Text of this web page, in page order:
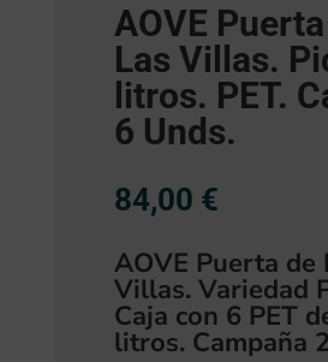
AOVE
Las Villas.
litros. PET.
6 Unds.
84,00 €
AOVE Puerta de
Villas. Variedad
Caja con 6 PET
litros. Campaña